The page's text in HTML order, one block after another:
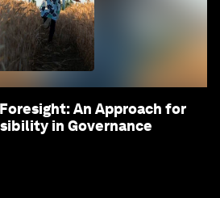
An Approach for
in Governance